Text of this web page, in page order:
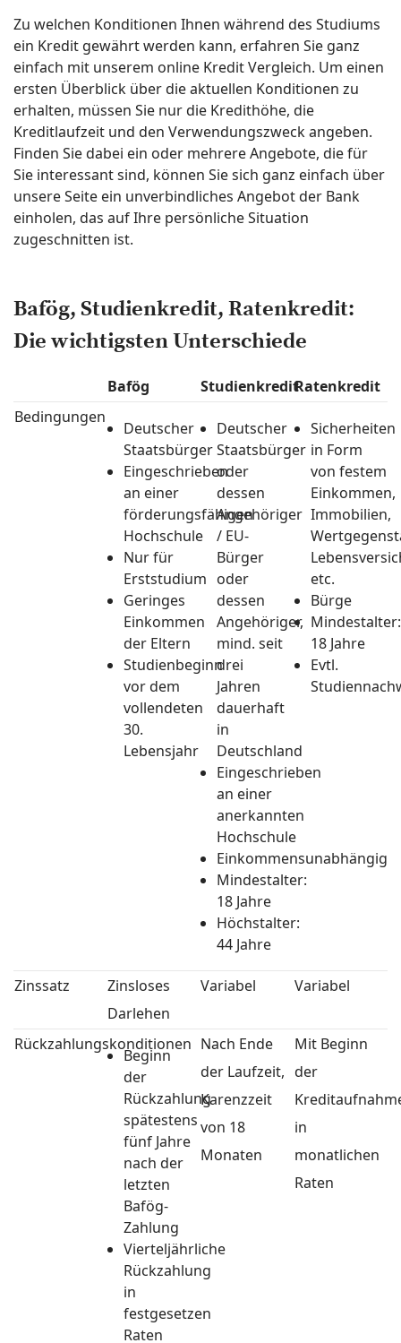
Zu welchen Konditionen Ihnen während des Studiums
ein Kredit gewährt werden kann, erfahren Sie ganz
einfach mit unserem online Kredit Vergleich. Um einen
ersten Überblick über die aktuellen Konditionen zu
erhalten, müssen Sie nur die Kredithöhe, die
Kreditlaufzeit und den Verwendungszweck angeben.
Finden Sie dabei ein oder mehrere Angebote, die für
Sie interessant sind, können Sie sich ganz einfach über
unsere Seite ein unverbindliches Angebot der Bank
einholen, das auf Ihre persönliche Situation
zugeschnitten ist.
Bafög, Studienkredit, Ratenkredit:
Die wichtigsten Unterschiede
Bafög StudienkreditRatenkredit
Bedingungen
Deutscher
Staatsbürger
Eingeschrieben
an einer
förderungsfähigen
Hochschule
Nur für
Erststudium
Geringes
Einkommen
der Eltern
Studienbeginn
vor dem
vollendeten
30.
Lebensjahr
Deutscher
Staatsbürger
oder
dessen
Angehöriger
/ EU-
Bürger
oder
dessen
Angehöriger,
mind. seit
drei
Jahren
dauerhaft
in
Deutschland
Eingeschrieben
an einer
anerkannten
Hochschule
Einkommensunabhängig
Mindestalter:
18 Jahre
Höchstalter:
44 Jahre
Sicherheiten
in Form
von festem
Einkommen,
Immobilien,
etc.
Bürge
Mindestalter:
18 Jahre
Evtl.
Zinssatz
Zinsloses
Darlehen
Variabel Variabel
Rückzahlungskonditionen
Beginn
der
Rückzahlung
spätestens
fünf Jahre
nach der
letzten
Bafög-
Zahlung
Vierteljährliche
Rückzahlung
in
festgesetzen
Raten
Nach Ende
der Laufzeit,
Karenzzeit
von 18
Monaten
Mit Beginn
der
in
monatlichen
Raten